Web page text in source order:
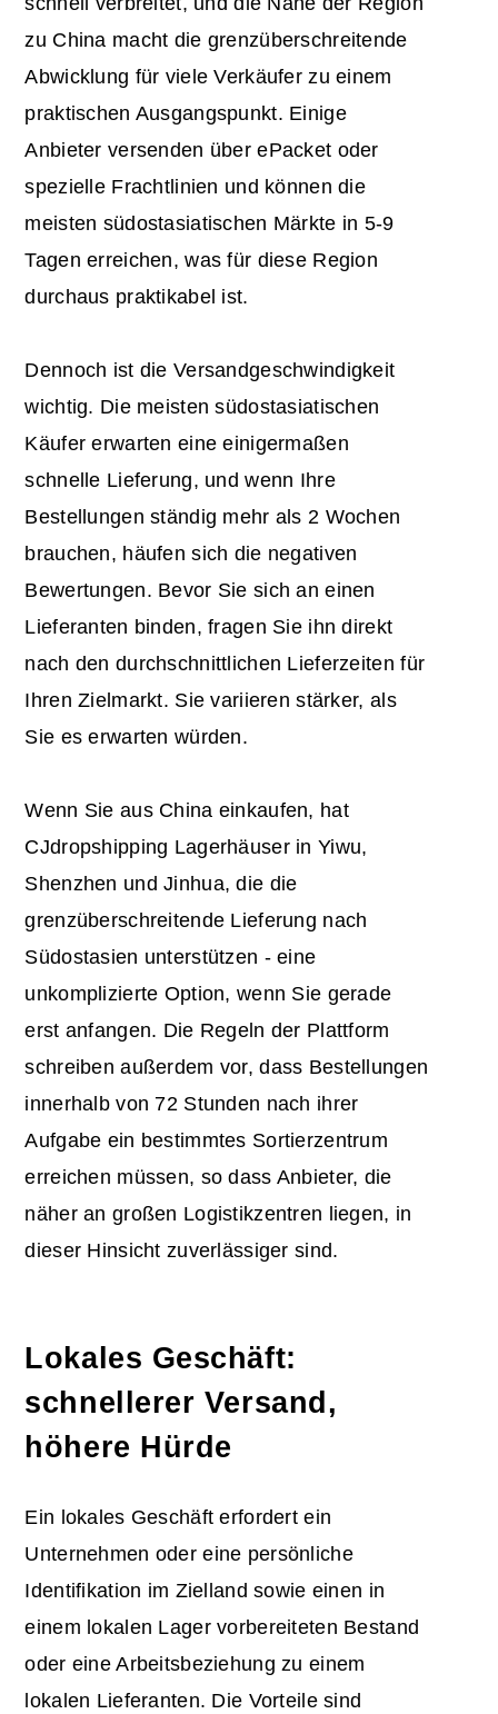
zu China macht die grenzüberschreitende
Abwicklung für viele Verkäufer zu einem
praktischen Ausgangspunkt. Einige
Anbieter versenden über ePacket oder
spezielle Frachtlinien und können die
meisten südostasiatischen Märkte in 5-9
Tagen erreichen, was für diese Region
durchaus praktikabel ist.
Dennoch ist die Versandgeschwindigkeit
wichtig. Die meisten südostasiatischen
Käufer erwarten eine einigermaßen
schnelle Lieferung, und wenn Ihre
Bestellungen ständig mehr als 2 Wochen
brauchen, häufen sich die negativen
Bewertungen. Bevor Sie sich an einen
Lieferanten binden, fragen Sie ihn direkt
nach den durchschnittlichen Lieferzeiten für
Ihren Zielmarkt. Sie variieren stärker, als
Sie es erwarten würden.
Wenn Sie aus China einkaufen, hat
CJdropshipping Lagerhäuser in Yiwu,
Shenzhen und Jinhua, die die
grenzüberschreitende Lieferung nach
Südostasien unterstützen - eine
unkomplizierte Option, wenn Sie gerade
erst anfangen. Die Regeln der Plattform
schreiben außerdem vor, dass Bestellungen
innerhalb von 72 Stunden nach ihrer
Aufgabe ein bestimmtes Sortierzentrum
erreichen müssen, so dass Anbieter, die
näher an großen Logistikzentren liegen, in
dieser Hinsicht zuverlässiger sind.
Lokales Geschäft:
schnellerer Versand,
höhere Hürde
Ein lokales Geschäft erfordert ein
Unternehmen oder eine persönliche
Identifikation im Zielland sowie einen in
einem lokalen Lager vorbereiteten Bestand
oder eine Arbeitsbeziehung zu einem
lokalen Lieferanten. Die Vorteile sind